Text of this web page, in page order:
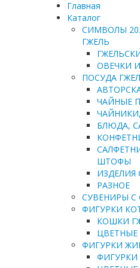
Главная
Каталог
СИМВОЛЫ
ГЖЕЛЬ
ОВЕЧКИ
ПОСУДА
ЧАЙНЫЕ
БЛЮДА,
ШТОФЫ
ИЗДЕЛИЯ
РАЗНОЕ
СУВЕНИРЫ
ФИГУРКИ
КОШКИ
ФИГУРКИ
ФИГУРКИ